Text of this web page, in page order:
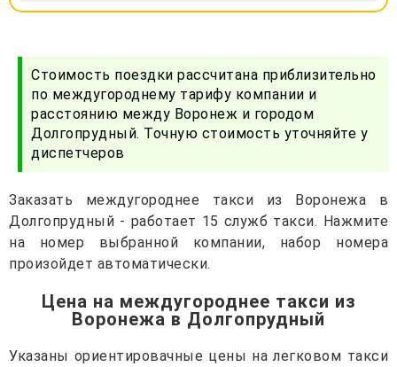
Стоимость поездки рассчитана приблизительно
по междугороднему тарифу компании и
расстоянию между Воронеж и городом
Долгопрудный. Точную стоимость уточняйте у
диспетчеров
Заказать междугороднее такси из Воронежа в
Долгопрудный - работает 15 служб такси. Нажмите
на номер выбранной компании, набор номера
произойдет автоматически.
Цена на междугороднее такси из
Воронежа в Долгопрудный
Указаны ориентировачные цены на легковом такси